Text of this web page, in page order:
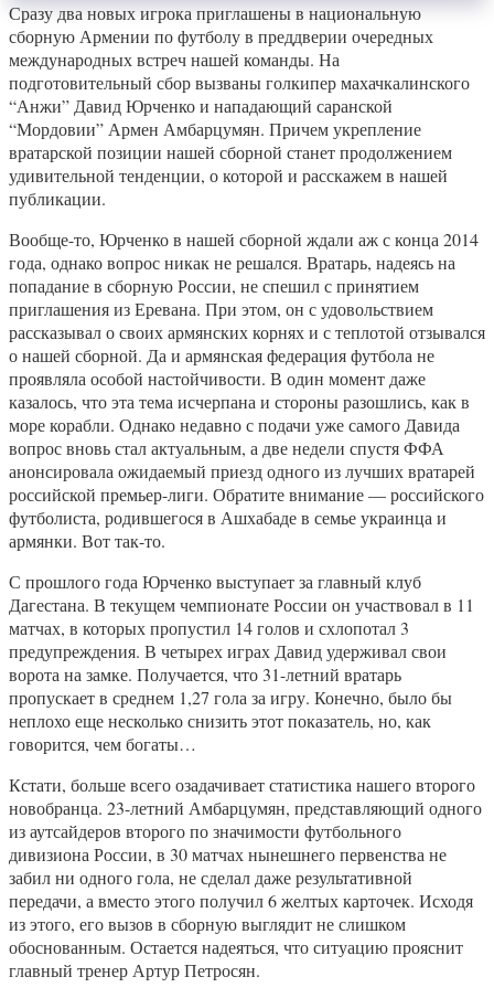
Сразу два новых игрока приглашены в национальную
сборную Армении по футболу в преддверии очередных
международных встреч нашей команды. На
подготовительный сбор вызваны голкипер махачкалинского
“Анжи” Давид Юрченко и нападающий саранской
“Мордовии” Армен Амбарцумян. Причем укрепление
вратарской позиции нашей сборной станет продолжением
удивительной тенденции, о которой и расскажем в нашей
публикации.
Вообще-то, Юрченко в нашей сборной ждали аж с конца 2014
года, однако вопрос никак не решался. Вратарь, надеясь на
попадание в сборную России, не спешил с принятием
приглашения из Еревана. При этом, он с удовольствием
рассказывал о своих армянских корнях и с теплотой отзывался
о нашей сборной. Да и армянская федерация футбола не
проявляла особой настойчивости. В один момент даже
казалось, что эта тема исчерпана и стороны разошлись, как в
море корабли. Однако недавно с подачи уже самого Давида
вопрос вновь стал актуальным, а две недели спустя ФФА
анонсировала ожидаемый приезд одного из лучших вратарей
российской премьер-лиги. Обратите внимание — российского
футболиста, родившегося в Ашхабаде в семье украинца и
армянки. Вот так-то.
С прошлого года Юрченко выступает за главный клуб
Дагестана. В текущем чемпионате России он участвовал в 11
матчах, в которых пропустил 14 голов и схлопотал 3
предупреждения. В четырех играх Давид удерживал свои
ворота на замке. Получается, что 31-летний вратарь
пропускает в среднем 1,27 гола за игру. Конечно, было бы
неплохо еще несколько снизить этот показатель, но, как
говорится, чем богаты…
Кстати, больше всего озадачивает статистика нашего второго
новобранца. 23-летний Амбарцумян, представляющий одного
из аутсайдеров второго по значимости футбольного
дивизиона России, в 30 матчах нынешнего первенства не
забил ни одного гола, не сделал даже результативной
передачи, а вместо этого получил 6 желтых карточек. Исходя
из этого, его вызов в сборную выглядит не слишком
обоснованным. Остается надеяться, что ситуацию прояснит
главный тренер Артур Петросян.